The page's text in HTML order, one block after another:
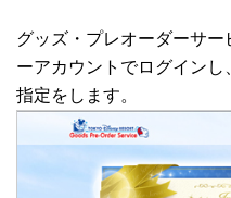
グッズ・プレオーダーサ
ーアカウントでログイン
指定をします。